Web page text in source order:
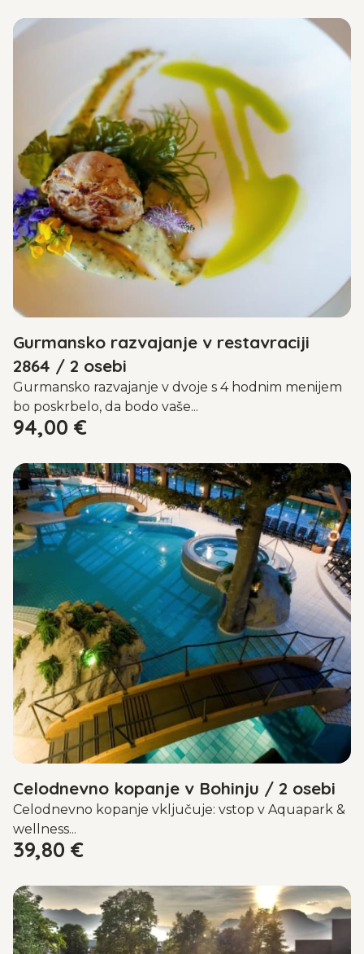
Gurmansko razvajanje v restavraciji
2864 / 2 osebi
Gurmansko razvajanje v dvoje s 4 hodnim menijem
bo poskrbelo, da bodo vaše...
94,00 €
Celodnevno kopanje v Bohinju / 2 osebi
Celodnevno kopanje vključuje: vstop v Aquapark &
wellness...
39,80 €